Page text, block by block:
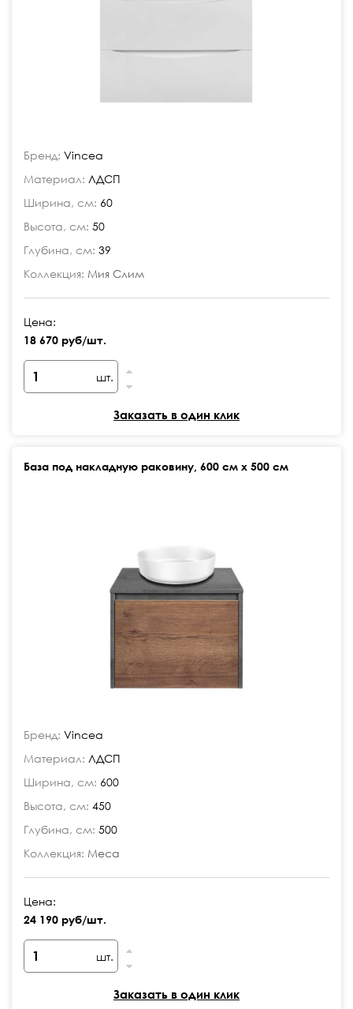
Бренд: Vincea
Материал: ЛДСП
Ширина, см: 60
Высота, см: 50
Глубина, см: 39
Коллекция: Мия Слим
Цена:
18 670 руб/шт.
шт.
Заказать в один клик
База под накладную раковину, 600 см х 500 см
Бренд: Vincea
Материал: ЛДСП
Ширина, см: 600
Высота, см: 450
Глубина, см: 500
Коллекция: Меса
Цена:
24 190 руб/шт.
шт.
Заказать в один клик